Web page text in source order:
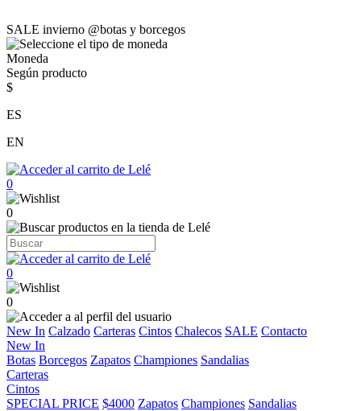
SALE invierno @botas y borcegos
Moneda
Según producto
$
ES
EN
0
0
0
0
New In Calzado Carteras Cintos Chalecos SALE Contacto
New In
Botas Borcegos Zapatos Championes Sandalias
Carteras
Cintos
SPECIAL PRICE $4000 Zapatos Championes Sandalias